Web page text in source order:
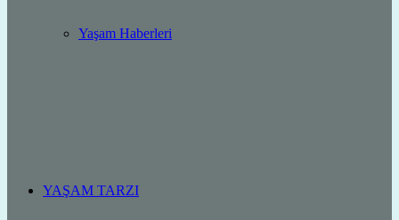
Yaşam Haberleri
YAŞAM TARZI